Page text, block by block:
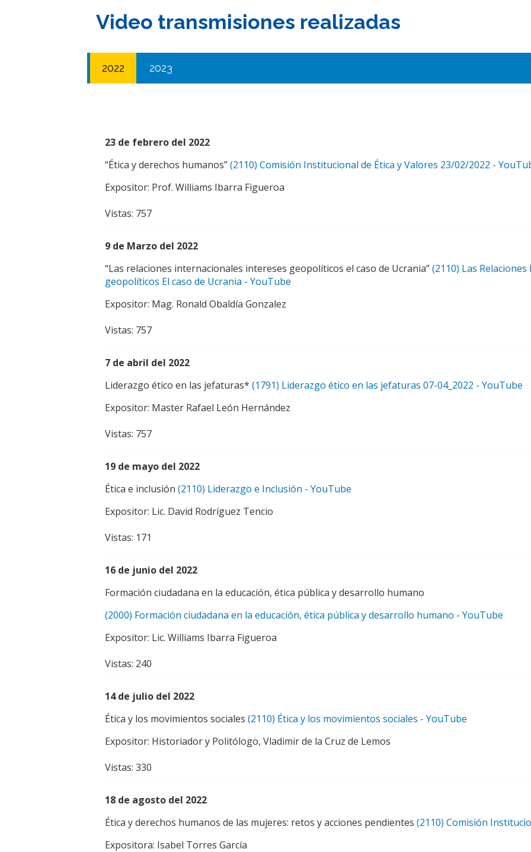
Video transmisiones realizadas
2022 2023
23 de febrero del 2022
“Ética y derechos humanos”(2110) Comisión Institucional de Ética y Valores 23/02/2022 -
Expositor: Prof. Williams Ibarra Figueroa
Vistas: 757
9 de Marzo del 2022
“Las relaciones internacionales intereses geopolíticos el caso de Ucrania”(2110) Las
geopolíticos El caso de Ucrania - YouTube
Expositor: Mag. Ronald Obaldía Gonzalez
Vistas: 757
7 de abril del 2022
Liderazgo ético en las jefaturas* (1791) Liderazgo ético en las jefaturas 07-04_2022 - YouTube
Expositor: Master Rafael León Hernández
Vistas: 757
19 de mayo del 2022
Ética e inclusión (2110) Liderazgo e Inclusión - YouTube
Expositor: Lic. David Rodríguez Tencio
Vistas: 171
16 de junio del 2022
Formación ciudadana en la educación, ética pública y desarrollo humano
(2000) Formación ciudadana en la educación, ética pública y desarrollo humano - YouTube
Expositor: Lic. Williams Ibarra Figueroa
Vistas: 240
14 de julio del 2022
Ética y los movimientos sociales (2110) Ética y los movimientos sociales - YouTube
Expositor: Historiador y Politólogo, Vladimir de la Cruz de Lemos
Vistas: 330
18 de agosto del 2022
Ética y derechos humanos de las mujeres: retos y acciones pendientes (2110) Comisión
Expositora: Isabel Torres García